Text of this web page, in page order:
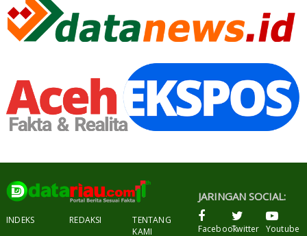
INDEKS REDAKSI
TENTANG
KAMI
JARINGAN SOCIAL:
FacebookTwitter Youtube